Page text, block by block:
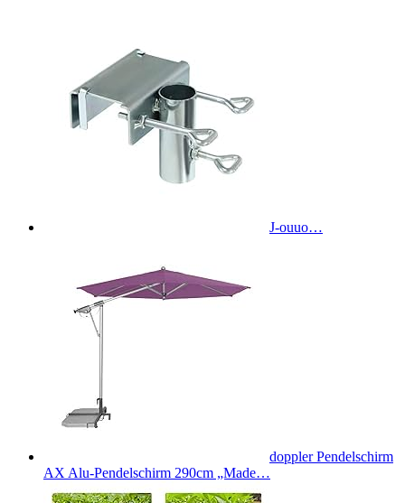
J-ouuo…
doppler Pendelschirm
AX Alu-Pendelschirm 290cm „Made…